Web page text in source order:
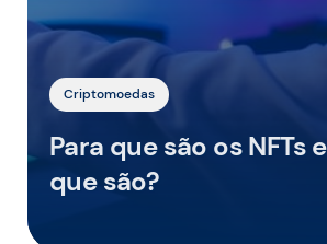
Criptomoedas
Para que são os NFTs
que são?